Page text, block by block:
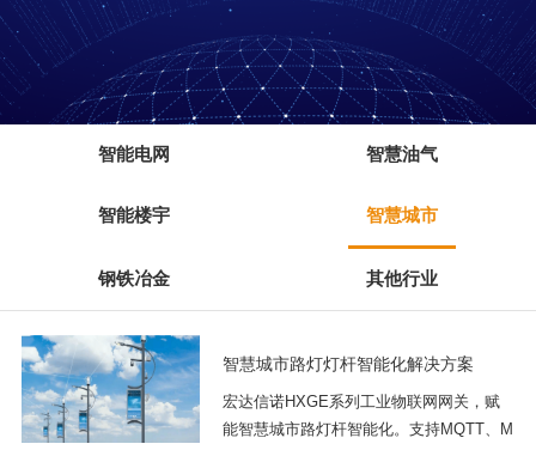
智能电网 智慧油气
智能楼宇 智慧城市
钢铁冶金 其他行业
智慧城市路灯灯杆智能化解决方案
宏达信诺HXGE系列工业物联网网关，赋
能智慧城市路灯杆智能化。支持MQTT、M